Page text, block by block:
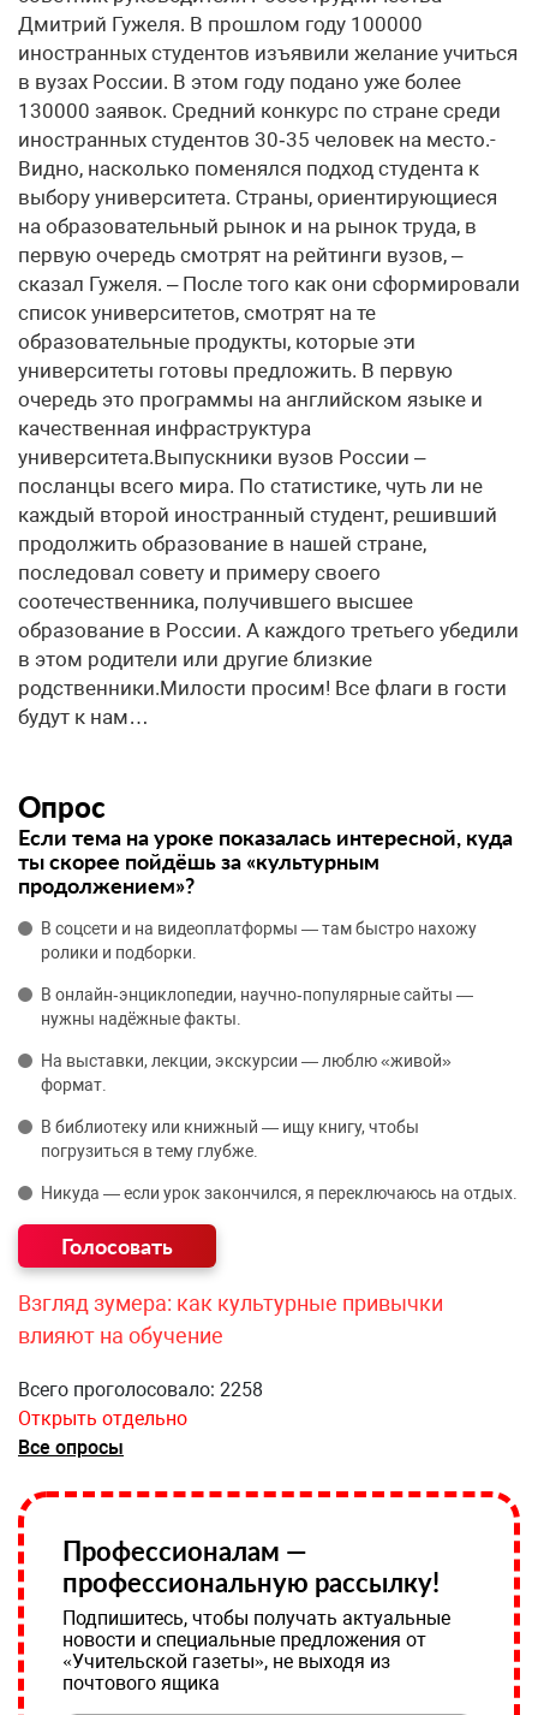
Опрос
Если тема на уроке показалась интересной, куда
ты скорее пойдёшь за «культурным
продолжением»?
В соцсети и на видеоплатформы — там быстро нахожу
ролики и подборки.
В онлайн‑энциклопедии, научно‑популярные сайты —
нужны надёжные факты.
На выставки, лекции, экскурсии — люблю «живой»
формат.
В библиотеку или книжный — ищу книгу, чтобы
погрузиться в тему глубже.
Никуда — если урок закончился, я переключаюсь на отдых.
Взгляд зумера: как культурные привычки
влияют на обучение
Всего проголосовало: 2258
Открыть отдельно
Все опросы
Профессионалам —
профессиональную рассылку!
Подпишитесь, чтобы получать актуальные
новости и специальные предложения от
«Учительской газеты», не выходя из
почтового ящика